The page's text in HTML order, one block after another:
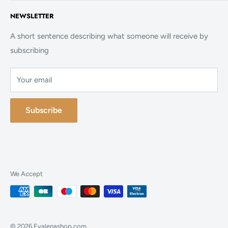
Politique de cookies
La Boutique
FAQ
Contact
NEWSLETTER
A short sentence describing what someone will receive by
subscribing
Your email
Subscribe
We Accept
© 2026 Evalenashop.com